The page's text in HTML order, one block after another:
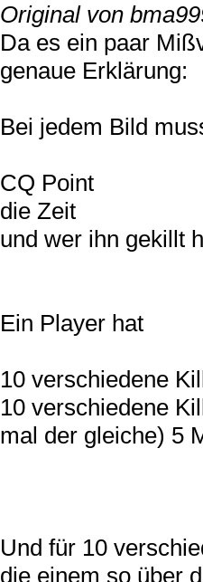
Original von
Da es ein paar
genaue Erklärung:
Bei jedem Bild
CQ Point
die Zeit
und wer ihn gekillt
Ein Player hat
10 verschiedene
10 verschiedene
mal der gleiche) 5
Und für 10
die einem so über